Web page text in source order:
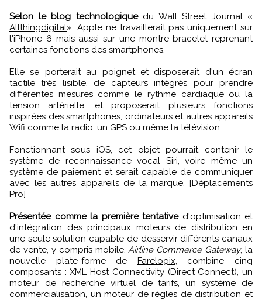
Selon le blog technologique du Wall Street Journal «
Allthingdigital», Apple ne travaillerait pas uniquement sur
l'iPhone 6 mais aussi sur une montre bracelet reprenant
certaines fonctions des smartphones.
Elle se porterait au poignet et disposerait d'un écran
tactile très lisible, de capteurs intégrés pour prendre
différentes mesures comme le rythme cardiaque ou la
tension artérielle, et proposerait plusieurs fonctions
inspirées des smartphones, ordinateurs et autres appareils
Wifi comme la radio, un GPS ou même la télévision.
Fonctionnant sous iOS, cet objet pourrait contenir le
système de reconnaissance vocal Siri, voire même un
système de paiement et serait capable de communiquer
avec les autres appareils de la marque. [Déplacements
Pro]
Présentée comme la première tentative d'optimisation et
d'intégration des principaux moteurs de distribution en
une seule solution capable de desservir différents canaux
de vente, y compris mobile,Airline Commerce Gateway, la
nouvelle plate-forme de Farelogix, combine cinq
composants : XML Host Connectivity (Direct Connect), un
moteur de recherche virtuel de tarifs, un système de
commercialisation, un moteur de règles de distribution et